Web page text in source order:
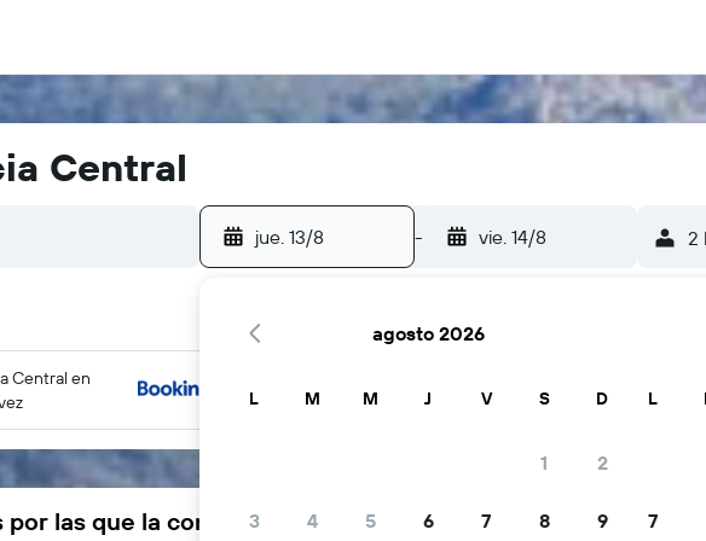
Central
jue. 13/8 - vie. 14/8 2
Central en
las que la comunidad viajera elige KAYAK
agosto 2026
L M M J V S D
1 2
3 4 5 6 7 8 9
L
7